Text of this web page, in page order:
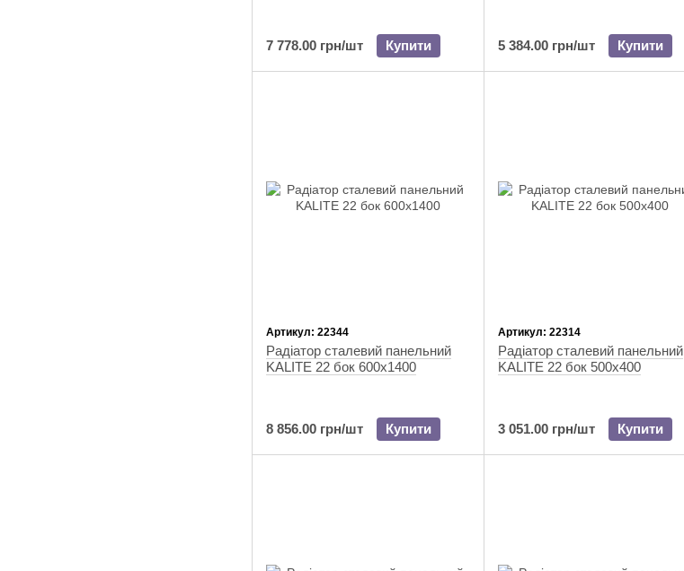
7 778.00 грн/шт Купити 5 384.00 грн/шт Купити
Артикул: 22344
Радіатор сталевий панельний
KALITE 22 бок 600х1400
8 856.00 грн/шт Купити
Артикул: 22314
Радіатор сталевий панельний
KALITE 22 бок 500x400
3 051.00 грн/шт Купити